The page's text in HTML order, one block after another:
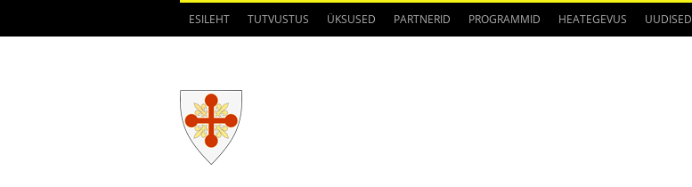
ESILEHT TUTVUSTUS ÜKSUSED PARTNERID PROGRAMMID HEATEGEVUS UUDISED